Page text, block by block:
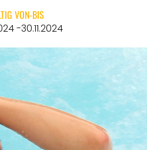
VON-BIS
-30.11.2024